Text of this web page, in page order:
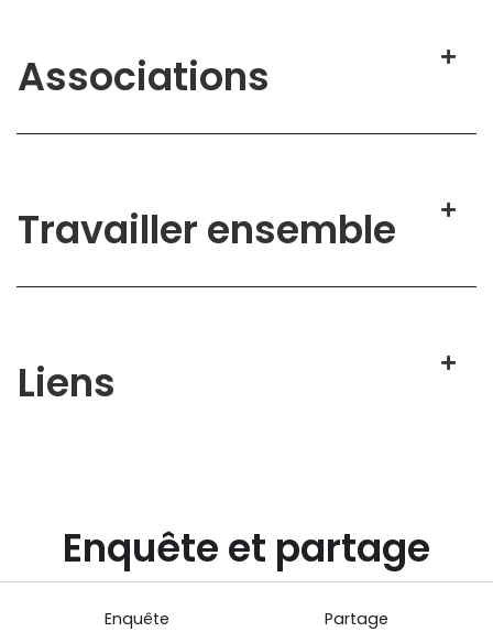
Associations
Travailler ensemble
Liens
Enquête et partage
Enquête Partage